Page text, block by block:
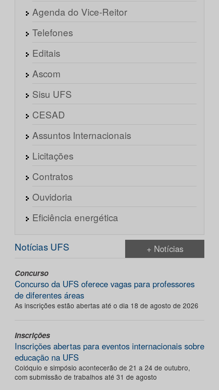
Agenda do Vice-Reitor
Telefones
Editais
Ascom
Sisu UFS
CESAD
Assuntos Internacionais
Licitações
Contratos
Ouvidoria
Eficiência energética
Notícias UFS + Notícias
Concurso
Concurso da UFS oferece vagas para professores
de diferentes áreas
As inscrições estão abertas até o dia 18 de agosto de 2026
Inscrições
Inscrições abertas para eventos internacionais sobre
educação na UFS
Colóquio e simpósio acontecerão de 21 a 24 de outubro,
com submissão de trabalhos até 31 de agosto